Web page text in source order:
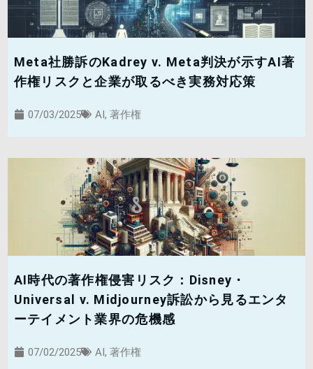
Meta社勝訴のKadrey v. Meta判決が示すAI著
作権リスクと企業が取るべき実務対応策
07/03/2025 AI, 著作権
AI時代の著作権侵害リスク：Disney・
Universal v. Midjourney訴訟から見るエンタ
ーテイメント業界の危機感
07/02/2025 AI, 著作権